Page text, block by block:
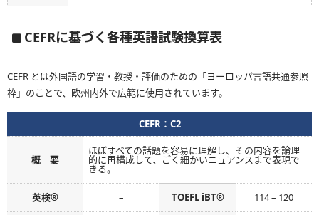
CEFRに基づく各種英語試験換算表
CEFR とは外国語の学習・教授・評価のための「ヨーロッパ言語共通参照
枠」のことで、欧州内外で広範に使用されています。
CEFR：C2
概 要
ほぼすべての話題を容易に理解し、その内容を論理
的に再構成して、ごく細かいニュアンスまで表現で
きる。
英検® – TOEFL iBT® 114 – 120